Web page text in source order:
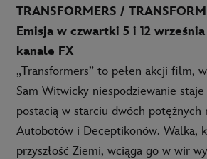
TRANSFORMERS /
Emisja w czwartki 5 i 12
kanale FX
„Transformers” to pełen akcji film,
Sam Witwicky niespodziewanie
postacią w starciu dwóch potężnych
Autobotów i Deceptikonów. Walka,
przyszłość Ziemi, wciąga go w wir